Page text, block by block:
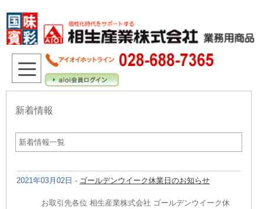
新着情報
新着情報一覧
2021年03月02日 - ゴールデンウイーク休業日のお知らせ
お取引先各位 相生産業株式会社 ゴールデンウイーク休